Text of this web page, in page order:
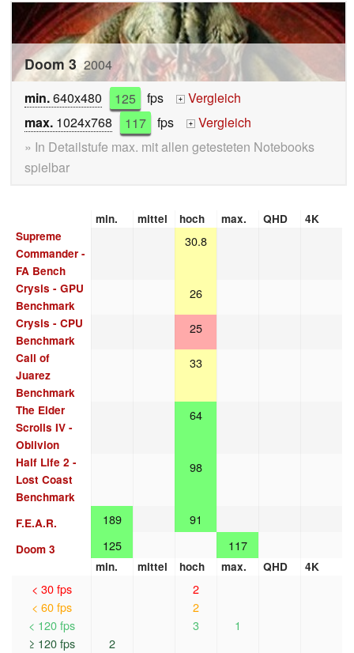
Doom 3 2004
min.640x480 125 fps +
Vergleich
max. 1024x768 117 fps +
Vergleich
» In Detailstufe max. mit allen getesteten Notebooks
spielbar
min. mittel hoch max. QHD
4K
Supreme
Commander -
FA Bench
30.8
Crysis - GPU
Benchmark
26
Crysis - CPU
Benchmark
25
Call of
Juarez
Benchmark
33
The Elder
Scrolls IV -
Oblivion
64
Half Life 2 -
Lost Coast
Benchmark
98
F.E.A.R. 189 91
Doom 3 125 117
min. mittel hoch max. QHD 4K
< 30 fps
< 60 fps
< 120 fps
≥ 120 fps
2
2
2
3
1